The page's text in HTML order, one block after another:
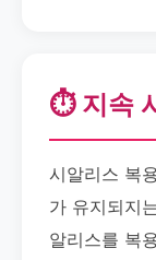
⏱️ 지속
시알리스 복
가 유지되지
알리스를 복